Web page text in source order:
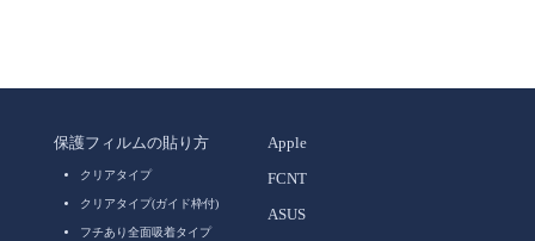
保護フィルムの貼り方
クリアタイプ
クリアタイプ(ガイド枠付)
フチあり全面吸着タイプ
Apple
FCNT
ASUS